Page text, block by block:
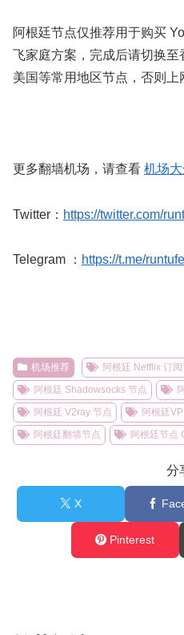
阿根廷节点仅推荐用于购买
飞家庭方案，完成后请切换至
美国等常用地区节点，否则上
更多翻墙机场，请查看 机场
Twitter： https://twitter.com/
Telegram ： https://t.me/
机场推荐
阿根廷 Netflix 订阅
阿根廷 Shadowsocks 节点
阿根廷 V2ray 节点
阿根廷
阿根廷翻墙节点
阿根廷节点
分
X
Pinterest